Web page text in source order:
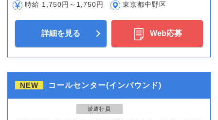
時給 1,750円～1,750円 東京都中野区
詳細を見る Web応募
NEW コールセンター(インバウンド)
派遣社員